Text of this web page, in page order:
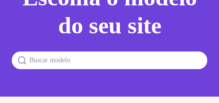
do seu site